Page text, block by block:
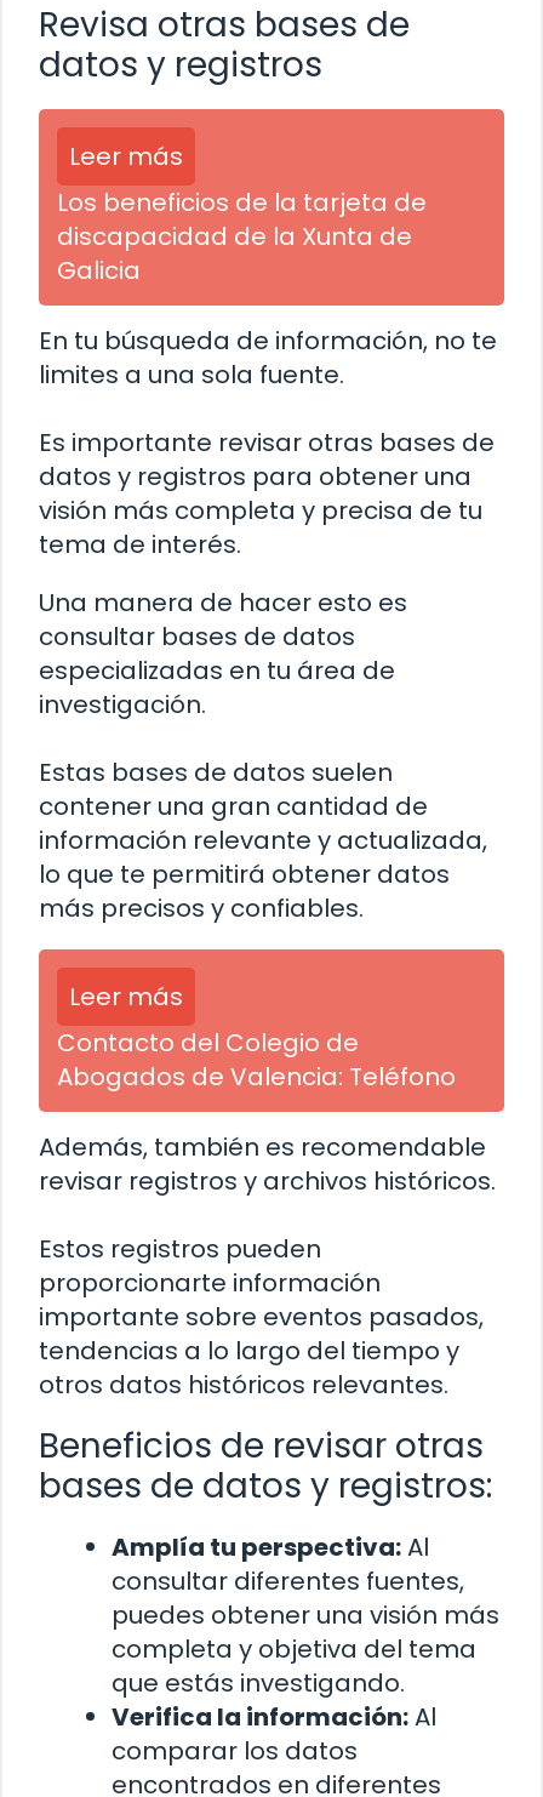
Revisa otras bases de
datos y registros
Leer más
Los beneficios de la tarjeta de
discapacidad de la Xunta de
Galicia
En tu búsqueda de información, no te
limites a una sola fuente.
Es importante revisar otras bases de
datos y registros para obtener una
visión más completa y precisa de tu
tema de interés.
Una manera de hacer esto es
consultar bases de datos
especializadas en tu área de
investigación.
Estas bases de datos suelen
contener una gran cantidad de
información relevante y actualizada,
lo que te permitirá obtener datos
más precisos y confiables.
Leer más
Contacto del Colegio de
Abogados de Valencia: Teléfono
Además, también es recomendable
revisar registros y archivos históricos.
Estos registros pueden
proporcionarte información
importante sobre eventos pasados,
tendencias a lo largo del tiempo y
otros datos históricos relevantes.
Beneficios de revisar otras
bases de datos y registros:
Amplía tu perspectiva:Al
consultar diferentes fuentes,
puedes obtener una visión más
completa y objetiva del tema
que estás investigando.
Verifica la información:Al
comparar los datos
encontrados en diferentes